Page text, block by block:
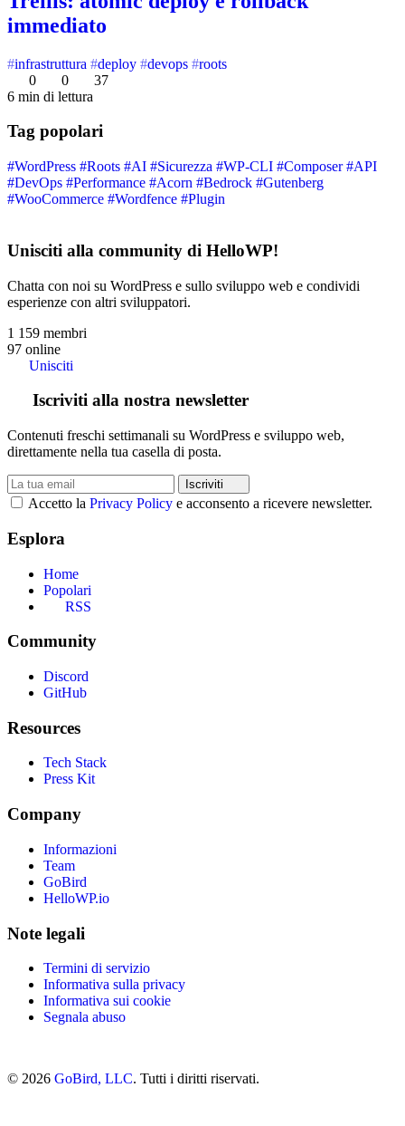
immediato
infrastruttura deploy devops
roots
0
0
37
6 min di lettura
Tag popolari
#WordPress #Roots #AI #Sicurezza #WP-CLI #Composer#API
#DevOps #Performance #Acorn #Bedrock #Gutenberg
#WooCommerce #Wordfence #Plugin
Unisciti alla community di HelloWP!
Chatta con noi su WordPress e sullo sviluppo web e condividi
esperienze con altri sviluppatori.
1 159 membri
97 online
Unisciti
Iscriviti alla nostra newsletter
Contenuti freschi settimanali su WordPress e sviluppo web,
direttamente nella tua casella di posta.
Iscriviti
Accetto la Privacy Policy e acconsento a ricevere newsletter.
Esplora
Home
Popolari
RSS
Community
Discord
GitHub
Resources
Tech Stack
Press Kit
Company
Informazioni
Team
GoBird
HelloWP.io
Note legali
Termini di servizio
Informativa sulla privacy
Informativa sui cookie
Segnala abuso
© 2026 GoBird, LLC. Tutti i diritti riservati.